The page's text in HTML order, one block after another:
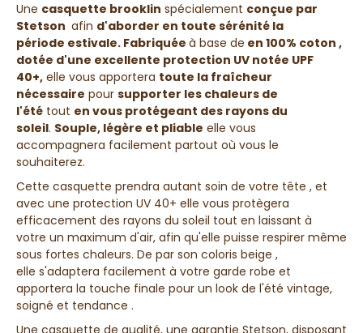
Une casquette brooklin spécialement conçue par
Stetson afin d'aborder en toute sérénité la
période estivale. Fabriquée à base de en 100% coton ,
dotée d'une excellente protection UV notée UPF
40+, elle vous apportera toute la fraîcheur
nécessaire pour supporter les chaleurs de
l'été tout en vous protégeant des rayons du
soleil. Souple, légère et pliable elle vous
accompagnera facilement partout où vous le
souhaiterez.
Cette casquette prendra autant soin de votre tête , et
avec une protection UV 40+ elle vous protègera
efficacement des rayons du soleil tout en laissant à
votre un maximum d'air, afin qu'elle puisse respirer même
sous fortes chaleurs. De par son coloris beige ,
elle s'adaptera facilement à votre garde robe et
apportera la touche finale pour un look de l'été vintage,
soigné et tendance .